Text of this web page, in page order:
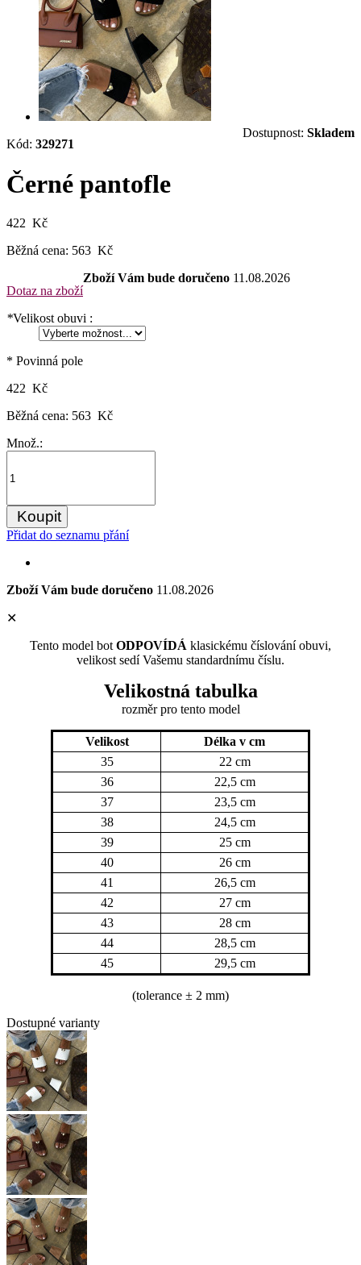
Kód: 329271
Dostupnost: Skladem
Černé pantofle
422 Kč
Běžná cena: 563 Kč
Dotaz na zboží
Zboží Vám bude doručeno 11.08.2026
*Velikost obuvi :
* Povinná pole
422 Kč
Běžná cena: 563 Kč
Množ.:
Koupit
Přidat do seznamu přání
Zboží Vám bude doručeno 11.08.2026
✕
Tento model bot ODPOVÍDÁ klasickému číslování obuvi,
velikost sedí Vašemu standardnímu číslu.
Velikostná tabulka
rozměrpro tento model
Velikost
Délka v cm
35
22 cm
36
22,5 cm
37
23,5 cm
38
24,5 cm
39
25 cm
40
26 cm
41
26,5 cm
42
27 cm
43
28 cm
44
28,5 cm
45
29,5 cm
(tolerance ± 2 mm)
Dostupné varianty